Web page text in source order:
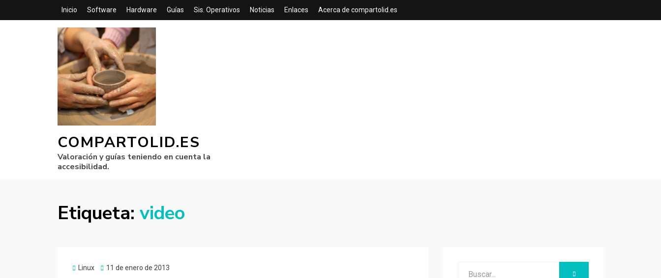
Inicio Software Hardware Guías Sis. Operativos Noticias Enlaces Acerca de compartolid.es
COMPARTOLID.ES
Valoración y guías teniendo en cuenta la
accesibilidad.
Etiqueta: video
Linux
Publicado
11 de enero de 2013
BUSCAR